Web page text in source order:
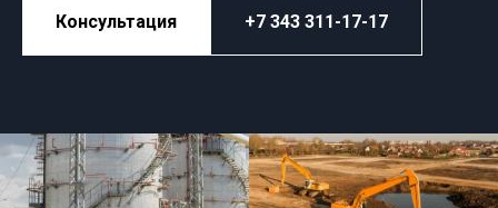
Консультация +7 343 311-17-17